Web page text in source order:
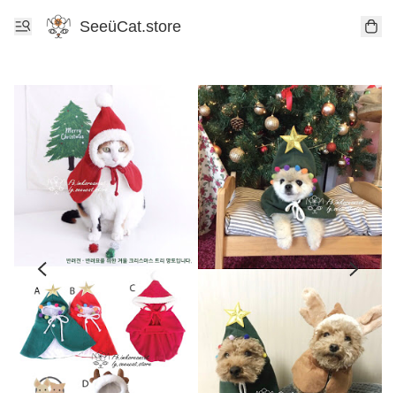
SeeüCat.store